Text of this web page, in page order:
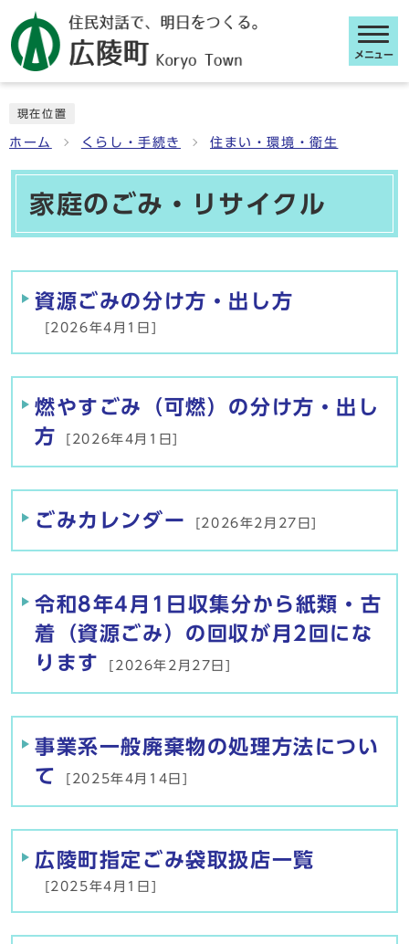
メニュー
現在位置
ホーム くらし・手続き 住まい・環境・衛生
家庭のごみ・リサイクル
メインメニュー
資源ごみの分け方・出し方
[2026年4月1日]
燃やすごみ（可燃）の分け方・出し
方
[2026年4月1日]
ごみカレンダー [2026年2月27日]
令和8年4月1日収集分から紙類・古
着（資源ごみ）の回収が月2回にな
ります
[2026年2月27日]
事業系一般廃棄物の処理方法につい
て
[2025年4月14日]
広陵町指定ごみ袋取扱店一覧
[2025年4月1日]